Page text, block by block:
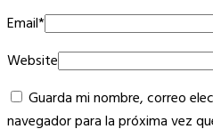
Email*
Website
Guarda mi nombre, correo
navegador para la próxima vez